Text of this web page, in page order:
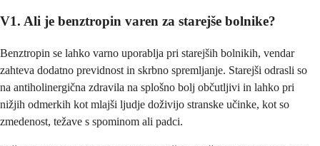
V1. Ali je benztropin varen za starejše bolnike?
Benztropin se lahko varno uporablja pri starejših bolnikih, vendar
zahteva dodatno previdnost in skrbno spremljanje. Starejši odrasli so
na antiholinergična zdravila na splošno bolj občutljivi in lahko pri
nižjih odmerkih kot mlajši ljudje doživijo stranske učinke, kot so
zmedenost, težave s spominom ali padci.